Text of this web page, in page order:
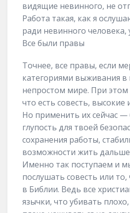
видящие невинного, не
Работа такая, как я
ради невинного человека,
Все были правы
Точнее, все правы, если
категориями выживания
непростом мире. При
что есть совесть, высокие
Но применить их сейчас
глупость для твоей
сохранения работы,
возможности жить
Именно так поступаем и
послушать совесть или
в Библии. Ведь все
язычки, что убивать